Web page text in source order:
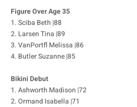
Figure Over Age 35
1. Sciba Beth |88
2. Larsen Tina |89
3. VanPortfl Melissa |86
4. Butler Suzanne |85
Bikini Debut
1. Ashworth Madison |72
2. Ormand Isabella |71